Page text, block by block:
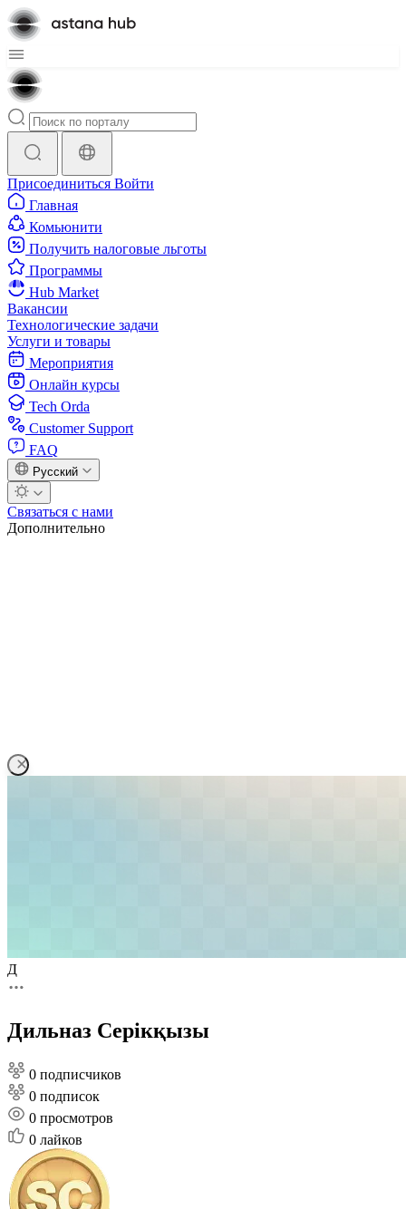
Присоединиться Войти
Главная
Комьюнити
Получить налоговые льготы
Программы
Hub Market
Вакансии
Технологические задачи
Услуги и товары
Мероприятия
Онлайн курсы
Tech Orda
Customer Support
FAQ
Русский
Связаться с нами
Дополнительно
Д
Дильназ Серікқызы
0 подписчиков
0 подписок
0 просмотров
0 лайков